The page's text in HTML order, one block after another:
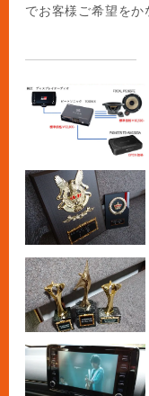
でお客様ご希望をか